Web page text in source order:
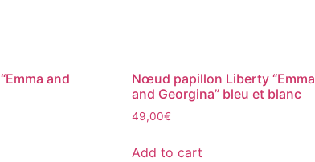
and
Nœud papillon Liberty “Emma
and Georgina” bleu et blanc
49,00€
Add to cart